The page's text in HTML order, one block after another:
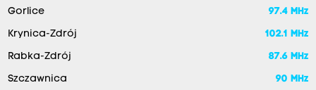
Gorlice 97.4 MHz
Krynica-Zdrój 102.1 MHz
Rabka-Zdrój 87.6 MHz
Szczawnica 90 MHz